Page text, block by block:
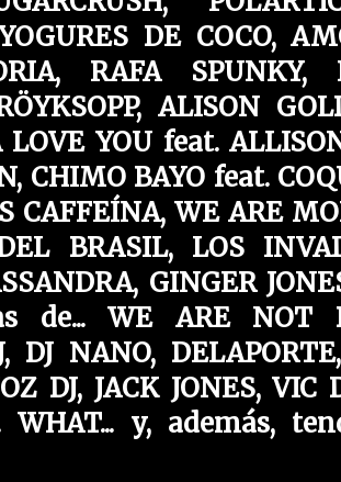
DE COCO,
RAFA SPUNKY,
ALISON
LOVE YOU feat.
CHIMO BAYO feat.
CAFFEÍNA, WE ARE
BRASIL, LOS
GINGER
de... WE ARE NOT
DJ NANO,
DJ, JACK JONES,
WHAT... y, además,